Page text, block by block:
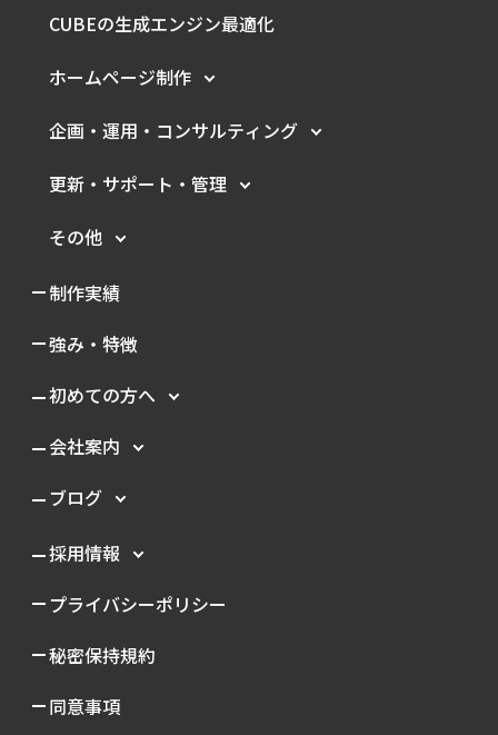
CUBEの生成エンジン最適化
ホームページ制作
企画・運用・ コンサルティング
更新・サポート・管理
その他
制作実績
強み・特徴
初めての方へ
会社案内
ブログ
採用情報
プライバシーポリシー
秘密保持規約
同意事項